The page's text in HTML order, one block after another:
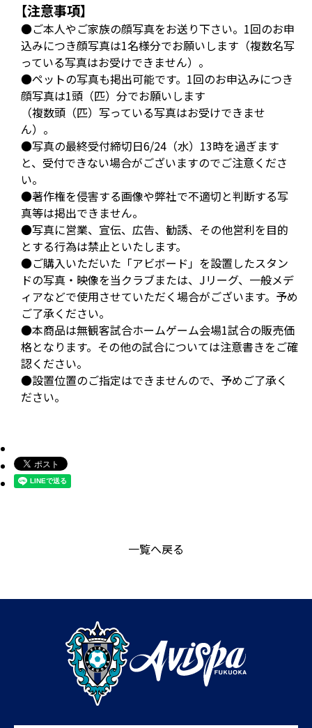
【注意事項】
●ご本人やご家族の顔写真をお送り下さい。1回のお申
込みにつき顔写真は1名様分でお願いします（複数名写
っている写真はお受けできません）。
●ペットの写真も掲出可能です。1回のお申込みにつき
顔写真は1頭（匹）分でお願いします
（複数頭（匹）写っている写真はお受けできませ
ん）。
●写真の最終受付締切日6/24（水）13時を過ぎます
と、受付できない場合がございますのでご注意くださ
い。
●著作権を侵害する画像や弊社で不適切と判断する写
真等は掲出できません。
●写真に営業、宣伝、広告、勧誘、その他営利を目的
とする行為は禁止といたします。
●ご購入いただいた「アビボード」を設置したスタン
ドの写真・映像を当クラブまたは、Jリーグ、一般メデ
ィアなどで使用させていただく場合がございます。予め
ご了承ください。
●本商品は無観客試合ホームゲーム会場1試合の販売価
格となります。その他の試合については注意書きをご確
認ください。
●設置位置のご指定はできませんので、予めご了承く
ださい。
一覧へ戻る